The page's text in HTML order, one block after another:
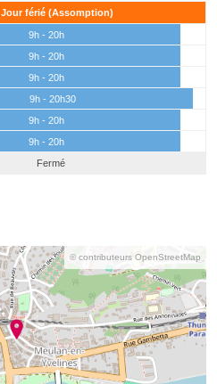
Jour férié (Assomption)
9h - 20h
9h - 20h
9h - 20h
9h - 20h30
9h - 20h
9h - 20h
Fermé
© contributeurs OpenStreetMap